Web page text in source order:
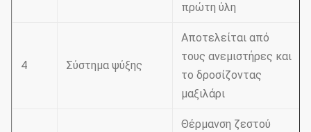
πρώτη ύλη
4 Σύστημα ψύξης
Αποτελείται από
τους ανεμιστήρες και
το δροσίζοντας
μαξιλάρι
Θέρμανση ζεστού